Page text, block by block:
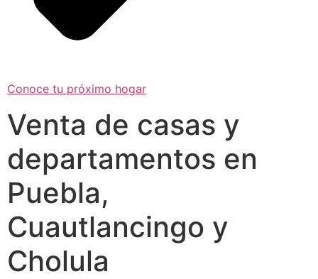
Conoce tu próximo hogar
Venta de casas y
departamentos en
Puebla,
Cuautlancingo y
Cholula